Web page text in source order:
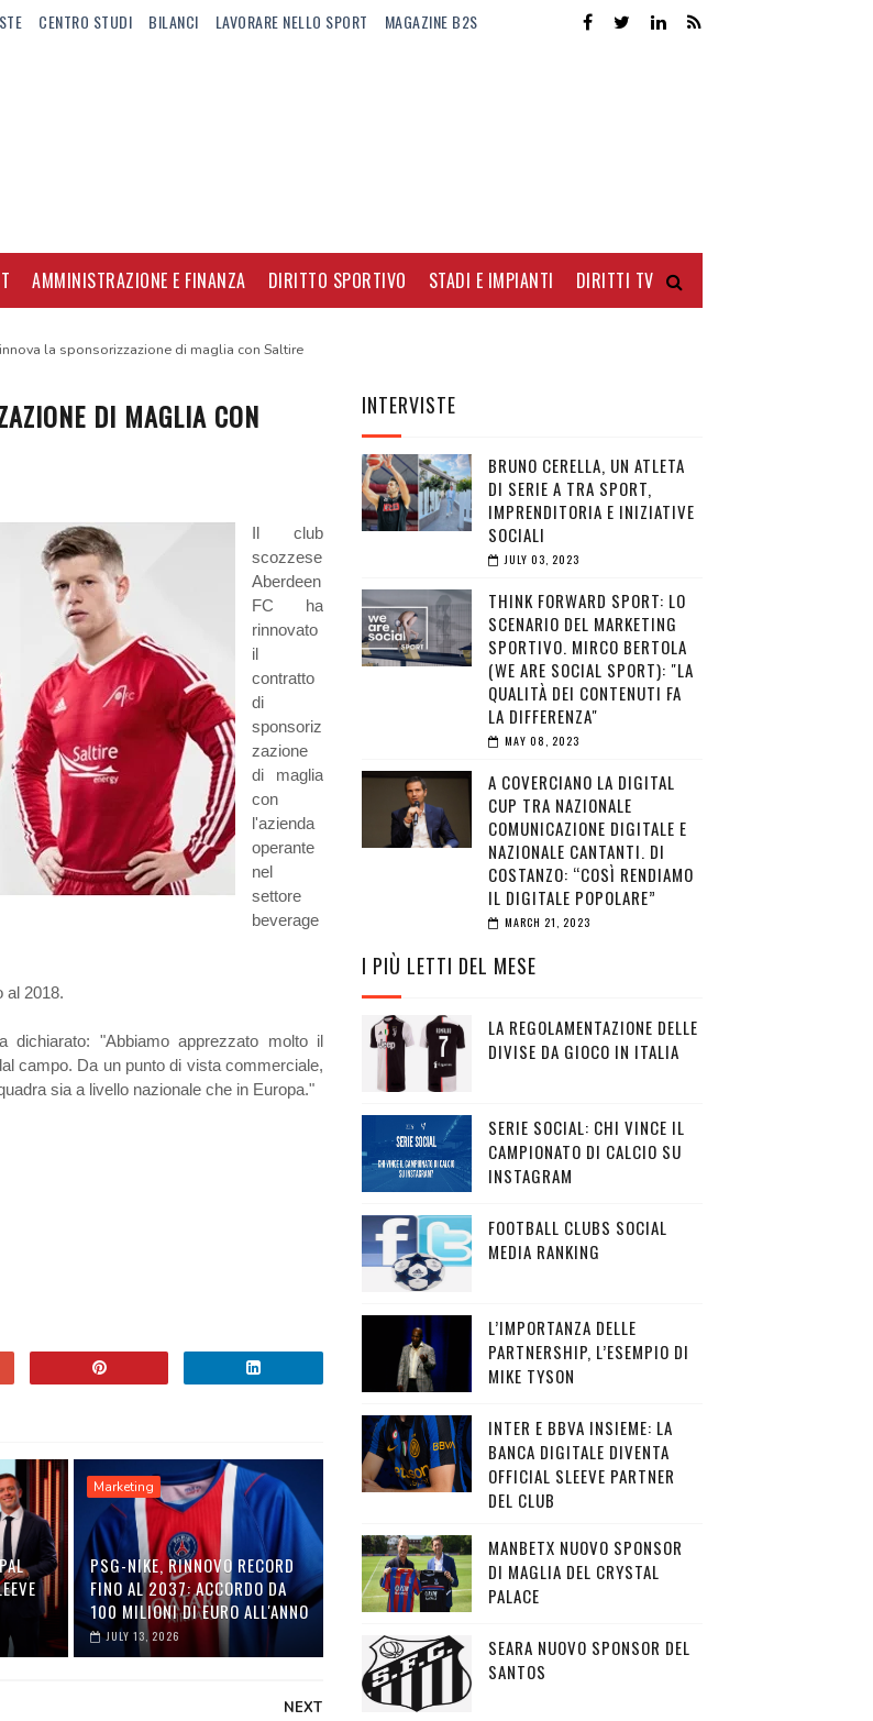
CENTRO STUDI BILANCI LAVORARE NELLO SPORT MAGAZINE B2S
AMMINISTRAZIONE E FINANZA DIRITTO SPORTIVO STADI E IMPIANTI DIRITTI TV
la sponsorizzazione di maglia con Saltire
DI MAGLIA CON
Il club
scozzese
Aberdeen
FC ha
rinnovato
il
contratto
di
sponsoriz
zazione
di maglia
con
l'azienda
operante
nel
settore
beverage
al 2018.
dichiarato: "Abbiamo apprezzato molto il
campo. Da un punto di vista commerciale,
sia a livello nazionale che in Europa."
Marketing
PSG-NIKE, RINNOVO RECORD
FINO AL 2037: ACCORDO DA
100 MILIONI DI EURO ALL'ANNO
JULY 13, 2026
NEXT
INTERVISTE
BRUNO CERELLA, UN ATLETA
DI SERIE A TRA SPORT,
IMPRENDITORIA E INIZIATIVE
SOCIALI
JULY 03, 2023
THINK FORWARD SPORT: LO
SCENARIO DEL MARKETING
SPORTIVO. MIRCO BERTOLA
(WE ARE SOCIAL SPORT): "LA
QUALITÀ DEI CONTENUTI FA
LA DIFFERENZA"
MAY 08, 2023
A COVERCIANO LA DIGITAL
CUP TRA NAZIONALE
COMUNICAZIONE DIGITALE E
NAZIONALE CANTANTI. DI
COSTANZO: “COSÌ RENDIAMO
IL DIGITALE POPOLARE”
MARCH 21, 2023
I PIÙ LETTI DEL MESE
LA REGOLAMENTAZIONE DELLE
DIVISE DA GIOCO IN ITALIA
SERIE SOCIAL: CHI VINCE IL
CAMPIONATO DI CALCIO SU
INSTAGRAM
FOOTBALL CLUBS SOCIAL
MEDIA RANKING
L’IMPORTANZA DELLE
PARTNERSHIP, L’ESEMPIO DI
MIKE TYSON
INTER E BBVA INSIEME: LA
BANCA DIGITALE DIVENTA
OFFICIAL SLEEVE PARTNER
DEL CLUB
MANBETX NUOVO SPONSOR
DI MAGLIA DEL CRYSTAL
PALACE
SEARA NUOVO SPONSOR DEL
SANTOS